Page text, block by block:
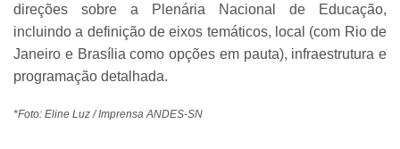
direções sobre a Plenária Nacional de Educação,
incluindo a definição de eixos temáticos, local (com Rio de
Janeiro e Brasília como opções em pauta), infraestrutura e
programação detalhada.
*Foto: Eline Luz / Imprensa ANDES-SN